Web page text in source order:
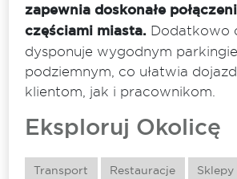
zapewnia doskonałe
częściami miasta.Dodatkowo
dysponuje wygodnym
podziemnym, co ułatwia
klientom, jak i pracownikom.
Eksploruj Okolicę
Transport Restauracje Sklepy